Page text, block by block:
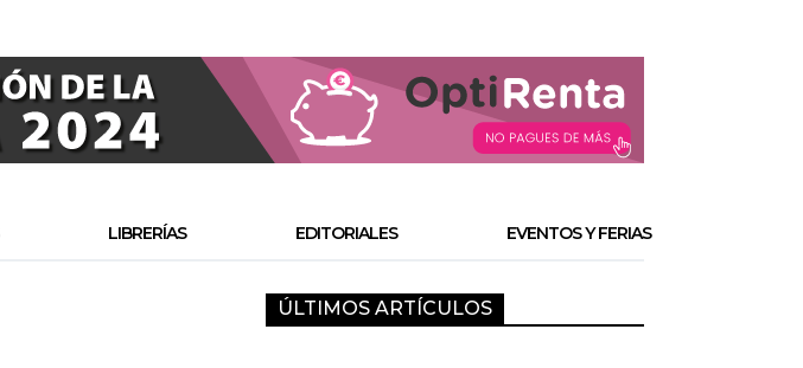
LIBRERÍAS EDITORIALES EVENTOS Y FERIAS
ÚLTIMOS ARTÍCULOS